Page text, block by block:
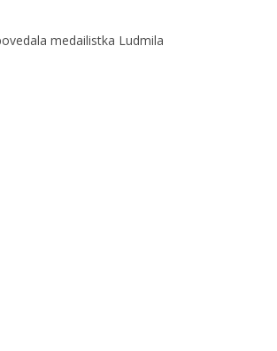
medailistka Ludmila